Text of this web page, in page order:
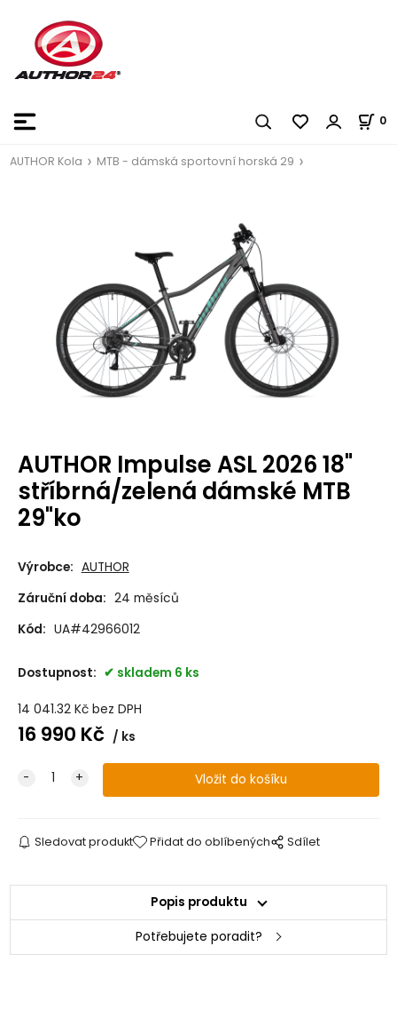
0
AUTHOR Kola MTB - dámská sportovní horská 29
AUTHOR Impulse ASL 2026 18"
stříbrná/zelená dámské MTB
29"ko
Výrobce: AUTHOR
Záruční doba: 24 měsíců
Kód: UA#42966012
Dostupnost: skladem 6 ks
14 041.32Kč bez DPH
16 990 Kč ks
Sledovat produkt Přidat do oblíbených Sdílet
Popis produktu
Potřebujete poradit?